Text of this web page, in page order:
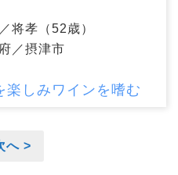
／将孝（52歳）
／摂津市
楽しみワインを嗜む
へ >